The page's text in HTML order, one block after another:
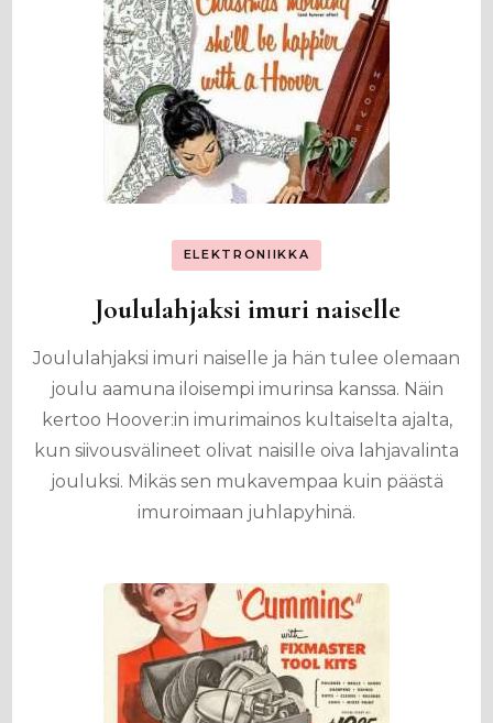
ELEKTRONIIKKA
Joululahjaksi imuri naiselle
Joululahjaksi imuri naiselle ja hän tulee olemaan
joulu aamuna iloisempi imurinsa kanssa. Näin
kertoo Hoover:in imurimainos kultaiselta ajalta,
kun siivousvälineet olivat naisille oiva lahjavalinta
jouluksi. Mikäs sen mukavempaa kuin päästä
imuroimaan juhlapyhinä.